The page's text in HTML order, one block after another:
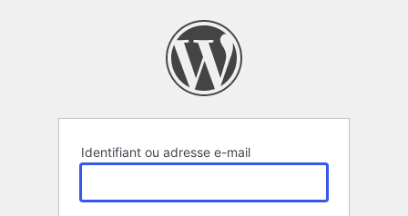
Identifiant ou adresse e-mail